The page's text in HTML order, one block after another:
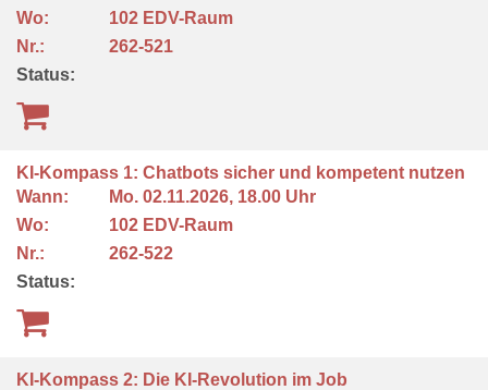
Wo:
102 EDV-Raum
Nr.:
262-521
Status:
KI-Kompass 1: Chatbots sicher und kompetent nutzen
Wann:
Mo. 02.11.2026, 18.00 Uhr
Wo:
102 EDV-Raum
Nr.:
262-522
Status:
KI-Kompass 2: Die KI-Revolution im Job